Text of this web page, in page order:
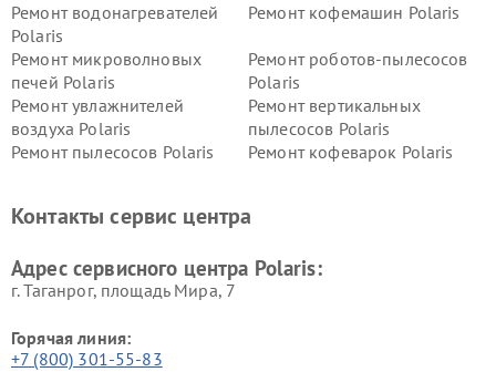
Ремонт водонагревателей
Polaris
Ремонт кофемашин Polaris
Ремонт микроволновых
печей Polaris
Ремонт роботов-пылесосов
Polaris
Ремонт увлажнителей
воздуха Polaris
Ремонт вертикальных
пылесосов Polaris
Ремонт пылесосов Polaris
Ремонт кофеварок Polaris
Контакты сервис центра
Адрес сервисного центра Polaris:
г. Таганрог, площадь Мира, 7
Горячая линия:
+7 (800) 301-55-83